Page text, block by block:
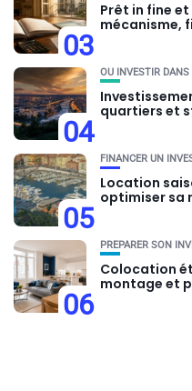
03
Prêt in fine
mécanisme,
04
OU INVESTIR
quartiers et
05
FINANCER UN
Location
optimiser sa
06
PRÉPARER SON
Colocation
montage et